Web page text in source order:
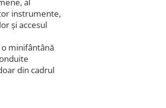
al
instrumente,
și accesul
minifântână
din cadrul